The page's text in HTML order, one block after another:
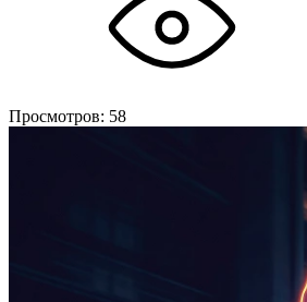
Просмотров: 58